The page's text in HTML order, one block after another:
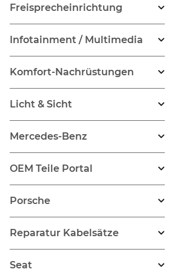
Freisprecheinrichtung
Infotainment / Multimedia
Komfort-Nachrüstungen
Licht & Sicht
Mercedes-Benz
OEM Teile Portal
Porsche
Reparatur Kabelsätze
Seat